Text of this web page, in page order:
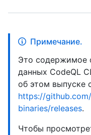
Примечание.
Это содержимое
данных CodeQL
об этом выпуске
https://
binaries/releases.
Чтобы